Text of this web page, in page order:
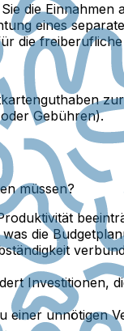
die
eines
die
Gebühren).
müssen?
die
einer unnötigen